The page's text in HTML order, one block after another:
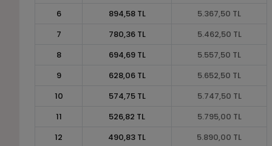
6
894,58 TL
5.367,50 TL
7
780,36 TL
5.462,50 TL
8
694,69 TL
5.557,50 TL
9
628,06 TL
5.652,50 TL
10
574,75 TL
5.747,50 TL
11
526,82 TL
5.795,00 TL
12
490,83 TL 5.890,00 TL